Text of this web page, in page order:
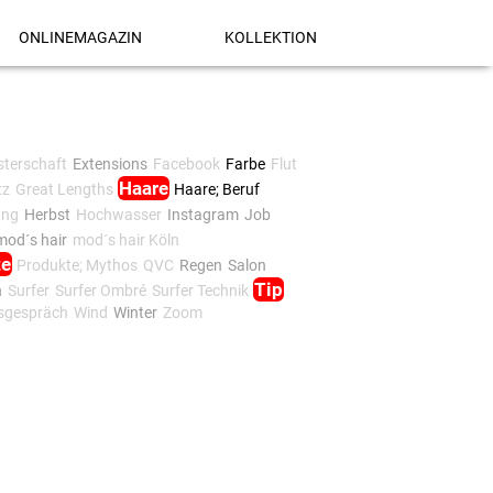
ONLINEMAGAZIN KOLLEKTION
Extensions Facebook Farbe Flut
Great Lengths Haare Haare; Beruf
Herbst Hochwasser Instagram Job
hair mod´s hair Köln
Produkte; Mythos QVC Regen Salon
Surfer Surfer Ombré Surfer Technik Tip
Wind Winter Zoom